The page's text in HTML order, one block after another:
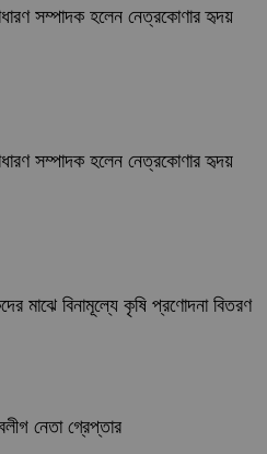
সম্পাদক হলেন নেত্রকোণার হৃদয়
সম্পাদক হলেন নেত্রকোণার হৃদয়
মাঝে বিনামূল্যে কৃষি প্রণোদনা বিতরণ
নেতা গ্রেপ্তার